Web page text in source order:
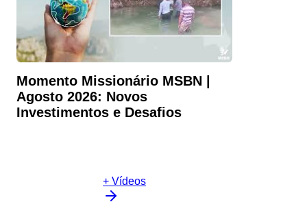
Momento Missionário MSBN |
Agosto 2026: Novos
Investimentos e Desafios
+ Vídeos